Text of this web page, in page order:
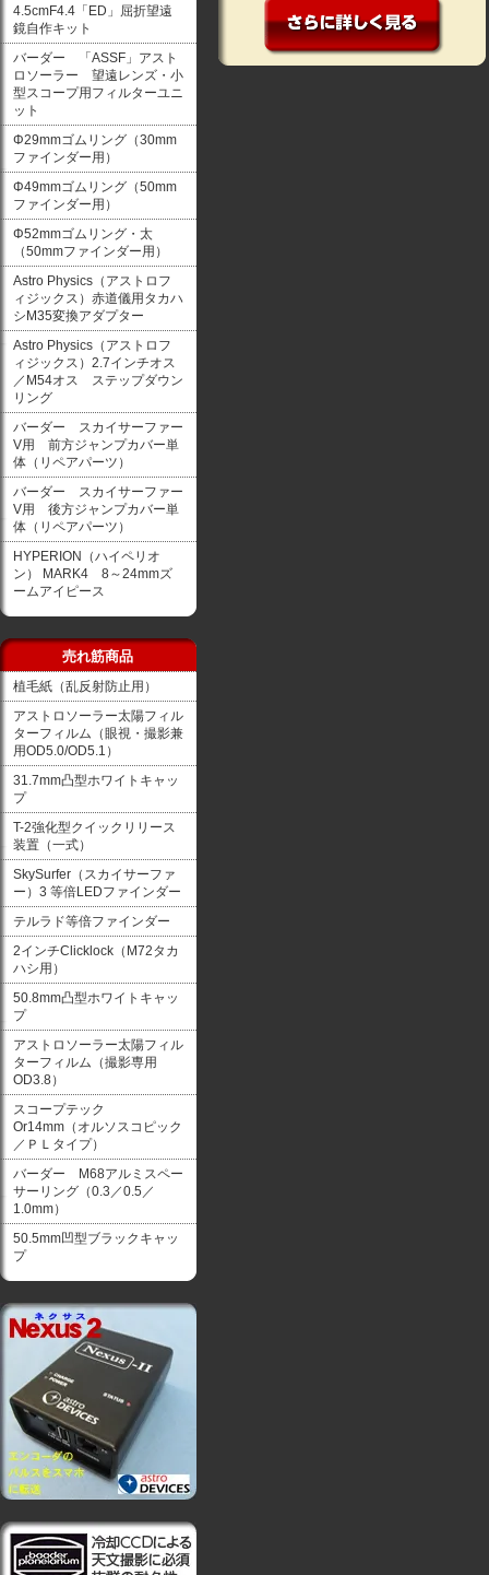
4.5cmF4.4「ED」屈折望遠
鏡自作キット
バーダー 「ASSF」アスト
ロソーラー 望遠レンズ・小
型スコープ用フィルターユニ
ット
Φ29mmゴムリング（30mm
ファインダー用）
Φ49mmゴムリング（50mm
ファインダー用）
Φ52mmゴムリング・太
（50mmファインダー用）
Astro Physics（アストロフ
ィジックス）赤道儀用タカハ
シM35変換アダプター
Astro Physics（アストロフ
ィジックス）2.7インチオス
／M54オス ステップダウン
リング
バーダー スカイサーファー
V用 前方ジャンプカバー単
体（リペアパーツ）
バーダー スカイサーファー
V用 後方ジャンプカバー単
体（リペアパーツ）
HYPERION（ハイペリオ
ン） MARK4 8～24mmズ
ームアイピース
売れ筋商品
植毛紙（乱反射防止用）
アストロソーラー太陽フィル
ターフィルム（眼視・撮影兼
用OD5.0/OD5.1）
31.7mm凸型ホワイトキャッ
プ
T-2強化型クイックリリース
装置（一式）
SkySurfer（スカイサーファ
ー）3 等倍LEDファインダー
テルラド等倍ファインダー
2インチClicklock（M72タカ
ハシ用）
50.8mm凸型ホワイトキャッ
プ
アストロソーラー太陽フィル
ターフィルム（撮影専用
OD3.8）
スコープテック
Or14mm（オルソスコピック
／ＰＬタイプ）
バーダー M68アルミスペー
サーリング（0.3／0.5／
1.0mm）
50.5mm凹型ブラックキャッ
プ